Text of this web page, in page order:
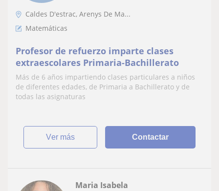
Caldes D'estrac, Arenys De Ma...
Matemáticas
Profesor de refuerzo imparte clases
extraescolares Primaria-Bachillerato
Más de 6 años impartiendo clases particulares a niños
de diferentes edades, de Primaria a Bachillerato y de
todas las asignaturas
ver más Contactar
Maria Isabela